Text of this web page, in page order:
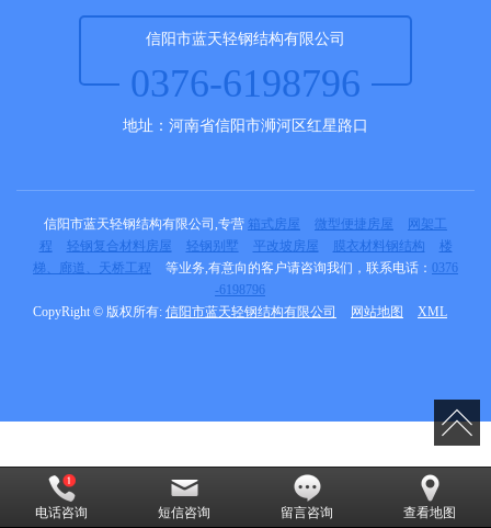
信阳市蓝天轻钢结构有限公司
0376-6198796
地址：河南省信阳市浉河区红星路口
信阳市蓝天轻钢结构有限公司,专营 箱式房屋 微型便捷房屋
网架工
程
轻钢复合材料房屋 轻钢别墅 平改坡房屋 膜衣材料钢结构
楼
梯、廊道、天桥工程
等业务,有意向的客户请咨询我们，联系电话： 0376
-6198796
CopyRight © 版权所有: 信阳市蓝天轻钢结构有限公司 网站地图 XML
电话咨询 短信咨询 留言咨询 查看地图